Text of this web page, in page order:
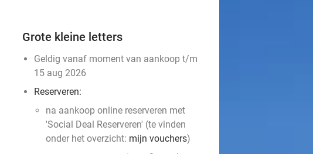
Grote kleine letters
Geldig vanaf moment van aankoop t/m
15 aug 2026
Reserveren:
na aankoop online reserveren met
'Social Deal Reserveren' (te vinden
onder het overzicht: mijn vouchers)